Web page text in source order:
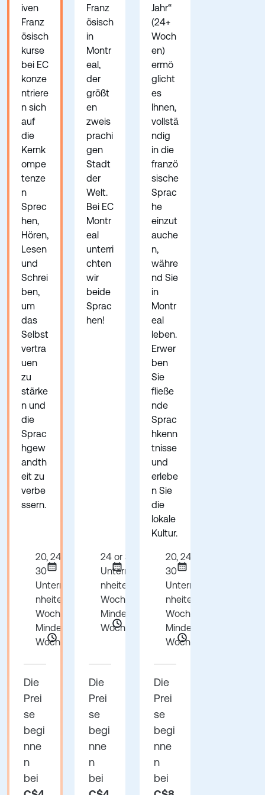
iven
Franz
ösisch
kurse
bei EC
konze
ntriere
n sich
auf
die
Kernk
ompe
tenze
n
Sprec
hen,
Hören,
Lesen
und
Schrei
ben,
um
das
Selbst
vertra
uen
zu
stärke
n und
die
Sprac
hgew
andth
eit zu
verbe
ssern.
20, 24, 26 or
30
Unterrichtsei
nheiten pro
Woche
Mindestens 1
Woche
Die
Prei
se
begi
nne
n
bei
Franz
ösisch
in
Montr
eal,
der
größt
en
zweis
prachi
gen
Stadt
der
Welt.
Bei EC
Montr
eal
unterri
chten
wir
beide
Sprac
hen!
24 or 30
Unterrichtsei
nheiten pro
Woche
Mindestens 1
Woche
Die
Prei
se
begi
nne
n
bei
Jahr“
(24+
Woch
en)
ermö
glicht
es
Ihnen,
vollstä
ndig
in die
franzö
sische
Sprac
he
einzut
auche
n,
währe
nd Sie
in
Montr
eal
leben.
Erwer
ben
Sie
fließe
nde
Sprac
hkenn
tnisse
und
erlebe
n Sie
die
lokale
Kultur.
20, 24, 26 or
30
Unterrichtsei
nheiten pro
Woche
Mindestens 1
Woche
Die
Prei
se
begi
nne
n
bei